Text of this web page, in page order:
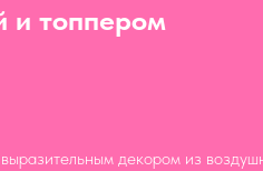
и топпером
декором из